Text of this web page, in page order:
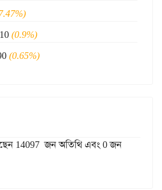
(0.9%)
(0.65%)
14097 জন অতিথি এবং 0 জন